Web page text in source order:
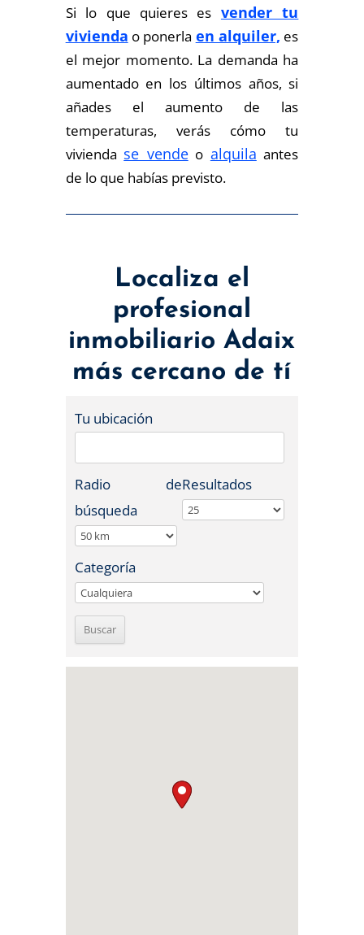
Si lo que quieres es vender tu
vivienda o ponerla en alquiler, es
el mejor momento. La demanda ha
aumentado en los últimos años, si
añades el aumento de las
temperaturas, verás cómo tu
vivienda se vendeo alquila antes
de lo que habías previsto.
Localiza el
profesional
inmobiliario Adaix
más cercano de tí
Tu ubicación
Radio de
búsqueda
Resultados
Categoría